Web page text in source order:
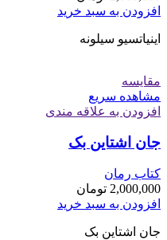
افزودن به سبد خرید
اینیاتسیو سیلونه
مقایسه
مشاهده سریع
افزودن به علاقه مندی
جان اشتاین بک
کتاب رمان
2,000,000 تومان
افزودن به سبد خرید
جان اشتاین بک